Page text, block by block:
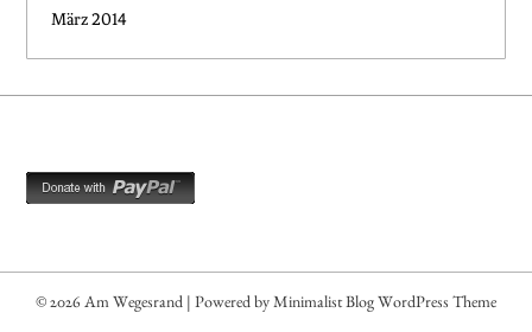
März 2014
© 2026 Am Wegesrand | Powered by Minimalist Blog WordPress Theme